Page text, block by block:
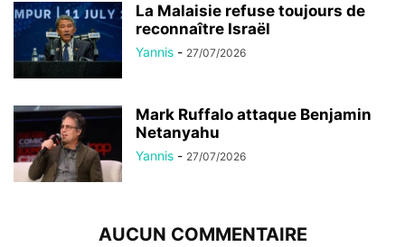
La Malaisie refuse toujours de
reconnaître Israël
Yannis - 27/07/2026
Mark Ruffalo attaque Benjamin
Netanyahu
Yannis - 27/07/2026
AUCUN COMMENTAIRE